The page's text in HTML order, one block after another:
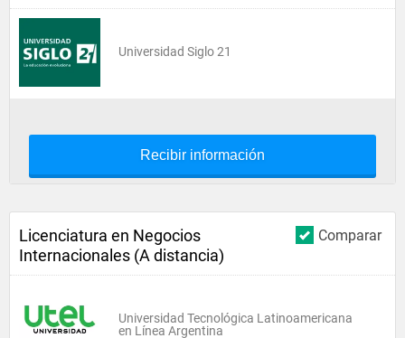
Universidad Siglo 21
Recibir información
Comparar
Licenciatura en Negocios
Internacionales (A distancia)
Universidad Tecnológica Latinoamericana
en Línea Argentina